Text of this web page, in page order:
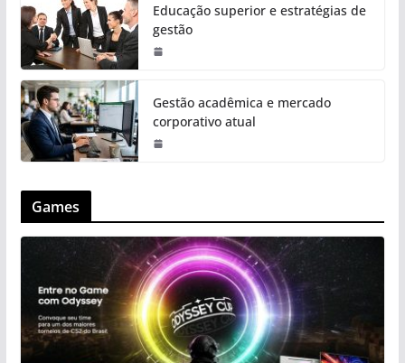
Educação superior e estratégias de
gestão
Gestão acadêmica e mercado
corporativo atual
Games